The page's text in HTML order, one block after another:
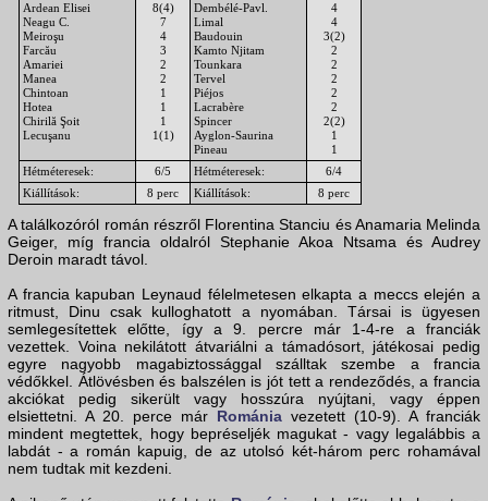
Ardean Elisei
Neagu C.
Meiroşu
Farcău
Amariei
Manea
Chintoan
Hotea
Chirilă Şoit
Lecuşanu
8(4)
7
4
3
2
2
1
1
1
1(1)
Dembélé-Pavl.
Limal
Baudouin
Kamto Njitam
Tounkara
Tervel
Piéjos
Lacrabère
Spincer
Ayglon-Saurina
Pineau
4
4
3(2)
2
2
2
2
2
2(2)
1
1
Hétméteresek:
6/5 Hétméteresek:
6/4
Kiállítások:
8 perc Kiállítások: 8 perc
A találkozóról román részről Florentina Stanciu és Anamaria Melinda
Geiger, míg francia oldalról Stephanie Akoa Ntsama és Audrey
Deroin maradt távol.
A francia kapuban Leynaud félelmetesen elkapta a meccs elején a
ritmust, Dinu csak kulloghatott a nyomában. Társai is ügyesen
semlegesítettek előtte, így a 9. percre már 1-4-re a franciák
vezettek. Voina nekilátott átvariálni a támadósort, játékosai pedig
egyre nagyobb magabiztossággal szálltak szembe a francia
védőkkel. Átlövésben és balszélen is jót tett a rendeződés, a francia
akciókat pedig sikerült vagy hosszúra nyújtani, vagy éppen
elsiettetni. A 20. perce már Románia vezetett (10-9). A franciák
mindent megtettek, hogy bepréseljék magukat - vagy legalábbis a
labdát - a román kapuig, de az utolsó két-három perc rohamával
nem tudtak mit kezdeni.